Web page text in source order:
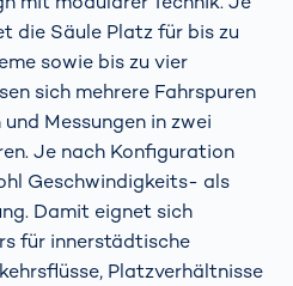
die Säule Platz für bis zu
sowie bis zu vier
sich mehrere Fahrspuren
Messungen in zwei
Je nach Konfiguration
Geschwindigkeits- als
Damit eignet sich
für innerstädtische
Platzverhältnisse